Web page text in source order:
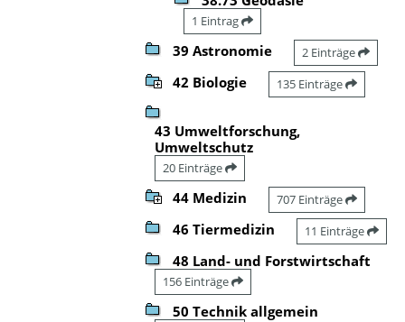
1 Eintrag
39 Astronomie 2 Einträge
42 Biologie 135 Einträge
43 Umweltforschung,
Umweltschutz
20 Einträge
44 Medizin 707 Einträge
46 Tiermedizin 11 Einträge
48 Land- und Forstwirtschaft
156 Einträge
50 Technik allgemein